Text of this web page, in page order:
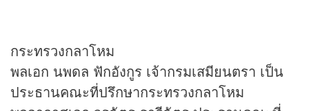
กระทรวงกลาโหม
พลเอก นพดล ฟักอังกูร เจ้ากรมเสมียนตรา เป็น
ประธานคณะที่ปรึกษากระทรวงกลาโหม